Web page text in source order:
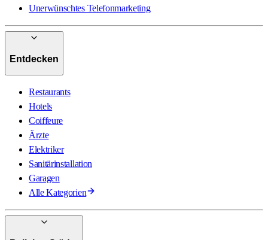
Unerwünschtes Telefonmarketing
Entdecken
Restaurants
Hotels
Coiffeure
Ärzte
Elektriker
Sanitärinstallation
Garagen
Alle Kategorien